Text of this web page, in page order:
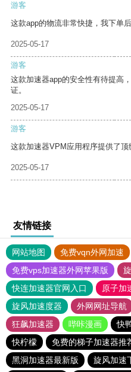
游客
这款app的物流非常快捷，我下单
2025-05-17
游客
这款加速器app的安全性有待提高
证。
2025-05-17
游客
这款加速器VPM应用程序提供了顶
2025-05-17
友情链接
网站地图 免费vqn外网加速
免费vps加速器外网苹果版
快连加速器官网入口
原子加
旋风加速度器
外网网址导航
狂飙加速器
哔咔漫画 快
快柠檬
免费的梯子加速器推
黑洞加速器最新版
旋风加速